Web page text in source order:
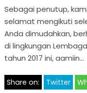
Sebagai penutup,
selamat mengikuti
Anda dimudahkan,
di lingkungan
tahun 2017 ini, aamiin…
Share on: Twitter